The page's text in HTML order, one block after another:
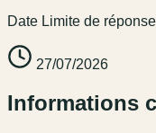
Date Limite de réponse
27/07/2026
Informations